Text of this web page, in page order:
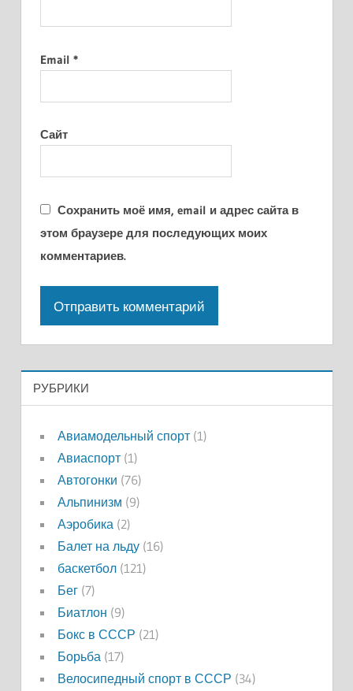
Email *
Сайт
Сохранить моё имя, email и адрес сайта в
этом браузере для последующих моих
комментариев.
РУБРИКИ
Авиамодельный спорт(1)
Авиаспорт(1)
Автогонки (76)
Альпинизм (9)
Аэробика (2)
Балет на льду(16)
баскетбол(121)
Бег(7)
Биатлон (9)
Бокс в СССР (21)
Борьба (17)
Велосипедный спорт в СССР (34)